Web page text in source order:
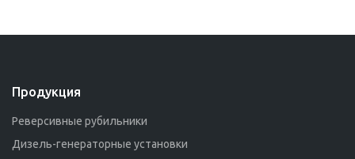
Продукция
Реверсивные рубильники
Дизель-генераторные установки